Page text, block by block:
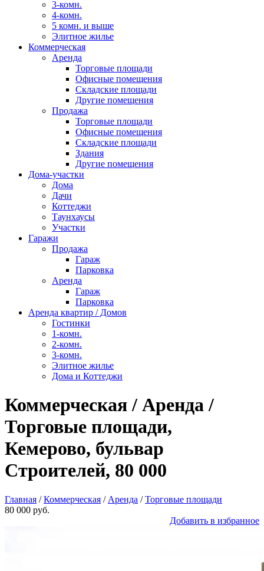
3-комн.
4-комн.
5 комн. и выше
Элитное жилье
Коммерческая
Аренда
Торговые площади
Офисные помещения
Складские площади
Другие помещения
Продажа
Торговые площади
Офисные помещения
Складские площади
Здания
Другие помещения
Дома-участки
Дома
Дачи
Коттеджи
Таунхаусы
Участки
Гаражи
Продажа
Гараж
Парковка
Аренда
Гараж
Парковка
Аренда квартир / Домов
Гостинки
1-комн.
2-комн.
3-комн.
Элитное жилье
Дома и Коттеджи
Коммерческая / Аренда /
Торговые площади,
Кемерово, бульвар
Строителей, 80 000
Главная /Коммерческая / Аренда /Торговые площади
80 000 руб.
Добавить в избранное